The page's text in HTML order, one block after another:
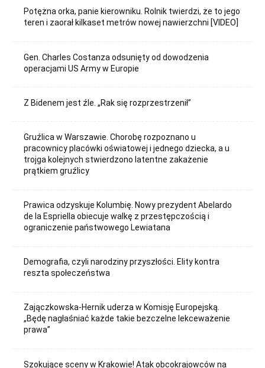
Potężna orka, panie kierowniku. Rolnik twierdzi, że to jego
teren i zaorał kilkaset metrów nowej nawierzchni [VIDEO]
Gen. Charles Costanza odsunięty od dowodzenia
operacjami US Army w Europie
Z Bidenem jest źle. „Rak się rozprzestrzenił”
Gruźlica w Warszawie. Chorobę rozpoznano u
pracownicy placówki oświatowej i jednego dziecka, a u
trojga kolejnych stwierdzono latentne zakażenie
prątkiem gruźlicy
Prawica odzyskuje Kolumbię. Nowy prezydent Abelardo
de la Espriella obiecuje walkę z przestępczością i
ograniczenie państwowego Lewiatana
Demografia, czyli narodziny przyszłości. Elity kontra
reszta społeczeństwa
Zajączkowska-Hernik uderza w Komisję Europejską.
„Będę nagłaśniać każde takie bezczelne lekceważenie
prawa”
Szokujące sceny w Krakowie! Atak obcokrajowców na